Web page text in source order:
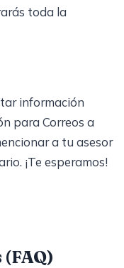
toda la
información
para Correos a
a tu asesor
¡Te esperamos!